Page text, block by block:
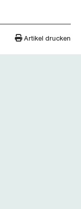
Artikel drucken